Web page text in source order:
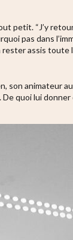
petit. “J’y
pas dans
assis toute
son animateur
quoi lui donner